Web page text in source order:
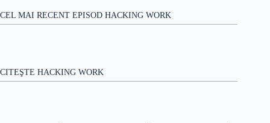
CEL MAI RECENT EPISOD HACKING WORK
CITEŞTE HACKING WORK